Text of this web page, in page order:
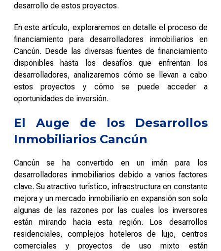
desarrollo de estos proyectos.
En este artículo, exploraremos en detalle el proceso de
financiamiento para desarrolladores inmobiliarios en
Cancún. Desde las diversas fuentes de financiamiento
disponibles hasta los desafíos que enfrentan los
desarrolladores, analizaremos cómo se llevan a cabo
estos proyectos y cómo se puede acceder a
oportunidades de inversión.
El Auge de los Desarrollos
Inmobiliarios Cancún
Cancún se ha convertido en un imán para los
desarrolladores inmobiliarios debido a varios factores
clave. Su atractivo turístico, infraestructura en constante
mejora y un mercado inmobiliario en expansión son solo
algunas de las razones por las cuales los inversores
están mirando hacia esta región. Los desarrollos
residenciales, complejos hoteleros de lujo, centros
comerciales y proyectos de uso mixto están